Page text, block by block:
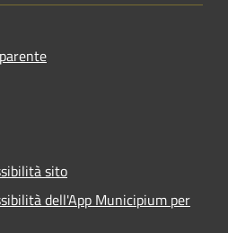
sito
dell'App Municipium per